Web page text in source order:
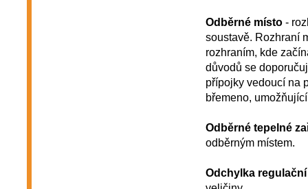
Odběrné místo-
soustavě. Rozhraní
rozhraním, kde
důvodů se
přípojky vedoucí na
břemeno,
Odběrné tepelné
odběrným místem.
Odchylka regulační